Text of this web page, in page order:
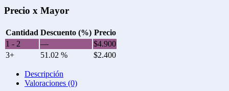
Precio x Mayor
Cantidad Descuento (%) Precio
1 - 2
— $4.900
3+
51.02 % $2.400
Descripción
Valoraciones (0)